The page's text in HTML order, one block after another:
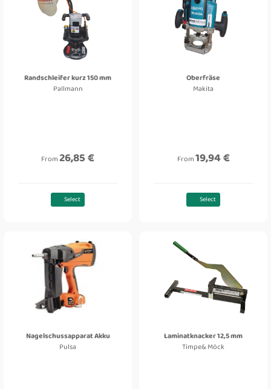
Randschleifer kurz 150 mm
Pallmann
From26,85 €
Select
Oberfräse
Makita
From19,94 €
Select
Nagelschussapparat Akku
Pulsa
Laminatknacker 12,5 mm
Timpe& Möck